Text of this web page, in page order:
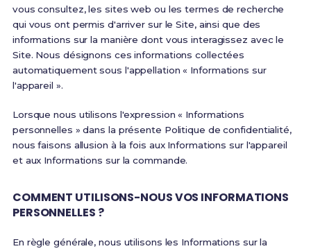
vous consultez, les sites web ou les termes de recherche
qui vous ont permis d'arriver sur le Site, ainsi que des
informations sur la manière dont vous interagissez avec le
Site. Nous désignons ces informations collectées
automatiquement sous l'appellation « Informations sur
l'appareil ».
Lorsque nous utilisons l'expression « Informations
personnelles » dans la présente Politique de confidentialité,
nous faisons allusion à la fois aux Informations sur l'appareil
et aux Informations sur la commande.
COMMENT UTILISONS-NOUS VOS INFORMATIONS
PERSONNELLES ?
En règle générale, nous utilisons les Informations sur la